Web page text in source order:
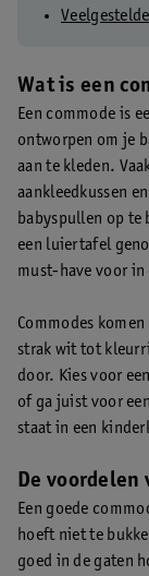
Wat is een
Een commode is
ontworpen om je
aan te kleden.
aankleedkussen
babyspullen op te
een luiertafel
must-have voor in
Commodes
strak wit tot
door. Kies voor
of ga juist voor
staat in een
De voordelen
Een goede
hoeft niet te
goed in de gaten